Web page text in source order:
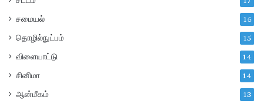
சமையல் 16
தொழில்நுட்பம் 15
விளையாட்டு 14
சினிமா 14
ஆன்மீகம் 13